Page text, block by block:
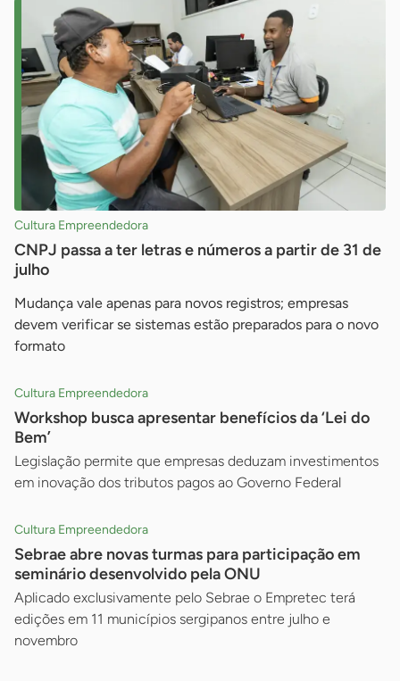
Cultura Empreendedora
CNPJ passa a ter letras e números a partir de 31 de
julho
Mudança vale apenas para novos registros; empresas
devem verificar se sistemas estão preparados para o novo
formato
Cultura Empreendedora
Workshop busca apresentar benefícios da ‘Lei do
Bem’
Legislação permite que empresas deduzam investimentos
em inovação dos tributos pagos ao Governo Federal
Cultura Empreendedora
Sebrae abre novas turmas para participação em
seminário desenvolvido pela ONU
Aplicado exclusivamente pelo Sebrae o Empretec terá
edições em 11 municípios sergipanos entre julho e
novembro